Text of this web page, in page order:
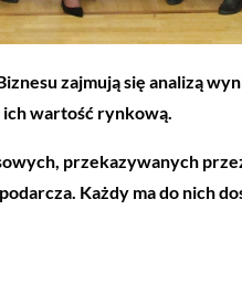
zajmują się analizą
wartość rynkową.
przekazywanych
Każdy ma do nich